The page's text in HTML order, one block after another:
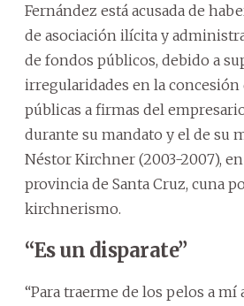
Fernández está acusada de
de asociación ilícita y
de fondos públicos, debido a
irregularidades en la concesión
públicas a firmas del
durante su mandato y el de su
Néstor Kirchner (2003-2007),
provincia de Santa Cruz, cuna
kirchnerismo.
“Es un disparate”
“Para traerme de los pelos a mí